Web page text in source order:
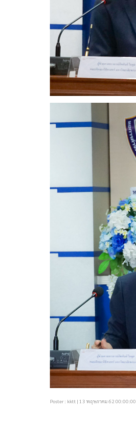
Poster : kktt | 13 พฤษภาคม 62 00:00:00